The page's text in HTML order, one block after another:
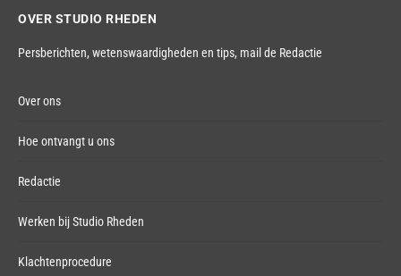
OVER STUDIO RHEDEN
Persberichten, wetenswaardigheden en tips, mail de Redactie
Over ons
Hoe ontvangt u ons
Redactie
Werken bij Studio Rheden
Klachtenprocedure